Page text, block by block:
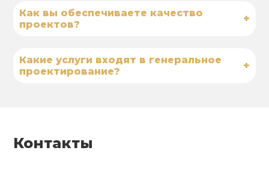
Как вы обеспечиваете качество
проектов?
+
Какие услуги входят в генеральное
проектирование?
+
Контакты